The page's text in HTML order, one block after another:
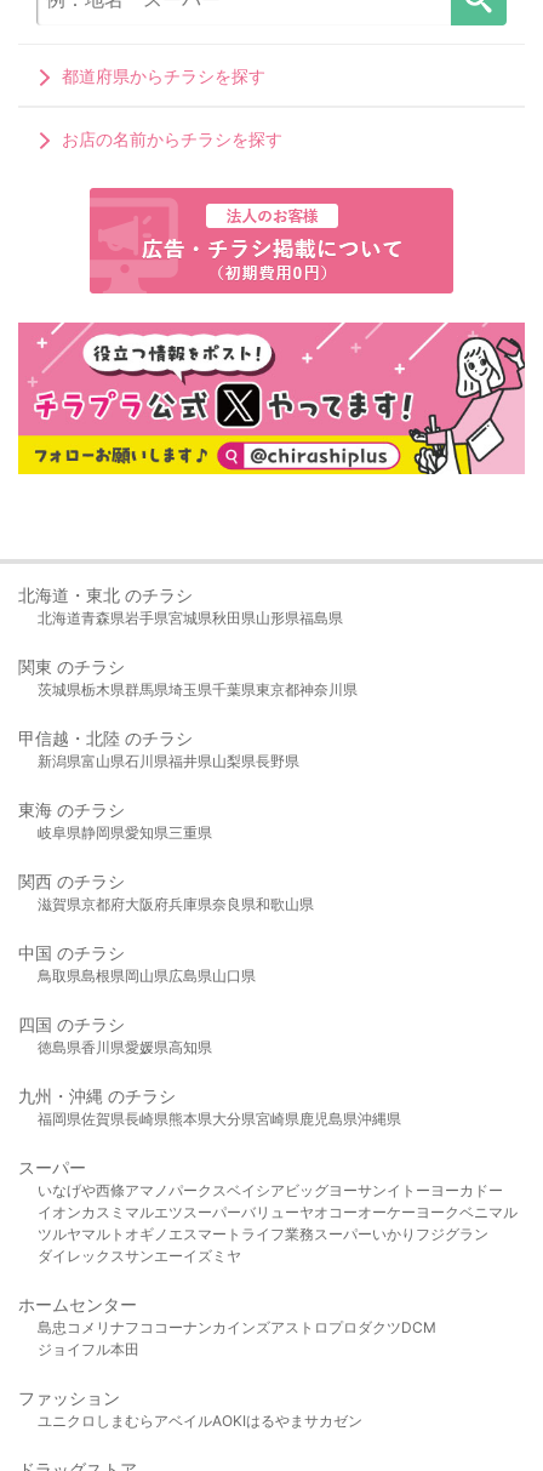
都道府県からチラシを探す
お店の名前からチラシを探す
北海道・東北 のチラシ
北海道青森県岩手県宮城県秋田県山形県福島県
関東 のチラシ
茨城県栃木県群馬県埼玉県千葉県東京都神奈川県
甲信越・北陸 のチラシ
新潟県富山県石川県福井県山梨県長野県
東海 のチラシ
岐阜県静岡県愛知県三重県
関西 のチラシ
滋賀県京都府大阪府兵庫県奈良県和歌山県
中国 のチラシ
鳥取県島根県岡山県広島県山口県
四国 のチラシ
徳島県香川県愛媛県高知県
九州・沖縄 のチラシ
福岡県佐賀県長崎県熊本県大分県宮崎県鹿児島県沖縄県
スーパー
いなげや西條アマノパークスベイシア ビッグヨーサンイトーヨーカドー
イオンカスミ マルエツスーパーバリューヤオコーオーケー ヨークベニマル
ツルヤマルト オギノ エスマート ライフ業務スーパーいかり フジグラン
ダイレックスサンエーイズミヤ
ホームセンター
島忠 コメリ ナフコ コーナンカインズアストロプロダクツDCM
ジョイフル本田
ファッション
ユニクロ しまむら アベイルAOKIはるやま サカゼン